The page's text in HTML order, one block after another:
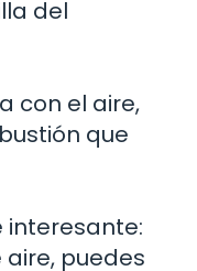
del
con el aire,
que
interesante:
puedes